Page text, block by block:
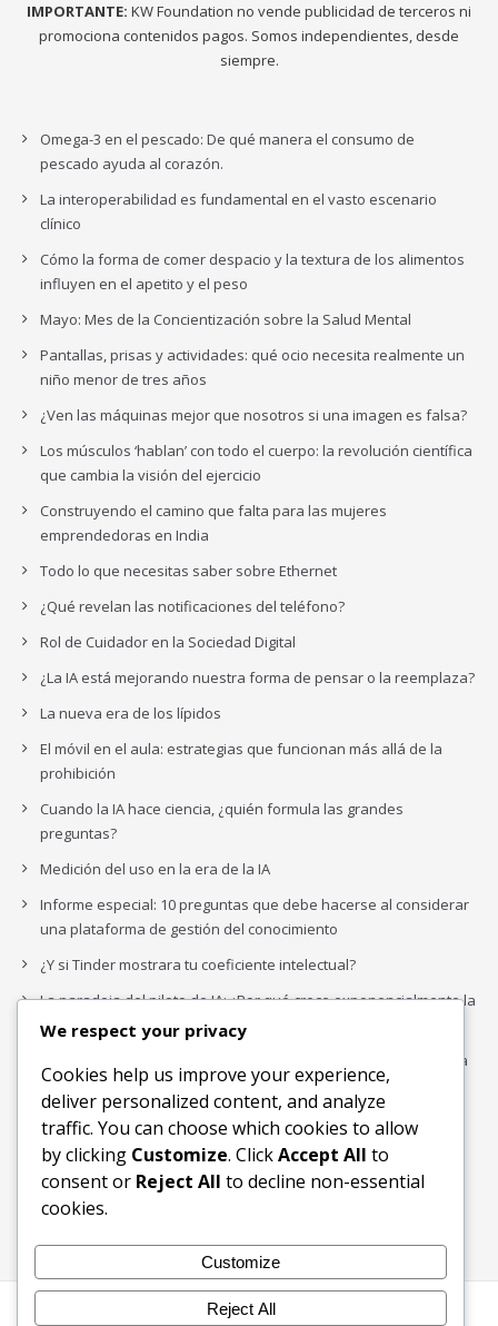
IMPORTANTE: KW Foundation no vende publicidad de terceros ni
promociona contenidos pagos. Somos independientes, desde
siempre.
Omega-3 en el pescado: De qué manera el consumo de
pescado ayuda al corazón.
La interoperabilidad es fundamental en el vasto escenario
clínico
Cómo la forma de comer despacio y la textura de los alimentos
influyen en el apetito y el peso
Mayo: Mes de la Concientización sobre la Salud Mental
Pantallas, prisas y actividades: qué ocio necesita realmente un
niño menor de tres años
¿Ven las máquinas mejor que nosotros si una imagen es falsa?
Los músculos ‘hablan’ con todo el cuerpo: la revolución científica
que cambia la visión del ejercicio
Construyendo el camino que falta para las mujeres
emprendedoras en India
Todo lo que necesitas saber sobre Ethernet
¿Qué revelan las notificaciones del teléfono?
Rol de Cuidador en la Sociedad Digital
¿La IA está mejorando nuestra forma de pensar o la reemplaza?
La nueva era de los lípidos
El móvil en el aula: estrategias que funcionan más allá de la
prohibición
Cuando la IA hace ciencia, ¿quién formula las grandes
preguntas?
Medición del uso en la era de la IA
Informe especial: 10 preguntas que debe hacerse al considerar
una plataforma de gestión del conocimiento
¿Y si Tinder mostrara tu coeficiente intelectual?
La paradoja del piloto de IA: ¿Por qué crece exponencialmente la
complejidad de la IA empresarial?
Los organigramas de marketing se crearon para los canales. La
IA acaba de dejarlos obsoletos.
Buscar
Buscar
We respect your privacy
Cookies help us improve your experience,
deliver personalized content, and analyze
traffic. You can choose which cookies to allow
by clicking Customize. ClickAccept All to
consent or Reject All to decline non-essential
cookies.
Customize
Reject All